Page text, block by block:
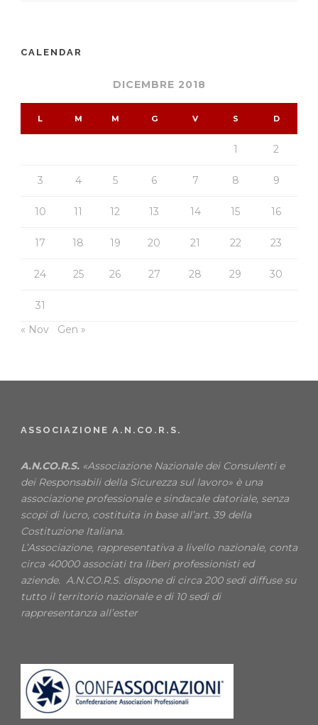
CALENDAR
DICEMBRE 2018
L M M G V S D
1 2
3 4 5 6 7 8 9
10 11 12 13 14 15 16
17 18 19 20 21 22 23
24 25 26 27 28 29 30
31
« Nov
Gen »
ASSOCIAZIONE A.N.CO.R.S.
A.N.CO.R.S. «Associazione Nazionale dei Consulenti e
dei Responsabili della Sicurezza sul lavoro» è una
associazione professionale e sindacale datoriale, senza
scopi di lucro, costituita in base all’art. 39 della
Costituzione Italiana.
L’Associazione, rappresentativa a livello nazionale, conta
circa 40000 associati tra liberi professionisti ed
aziende. A.N.CO.R.S. dispone di circa 200 sedi diffuse su
tutto il territorio nazionale e di 10 sedi di
rappresentanza all’ester